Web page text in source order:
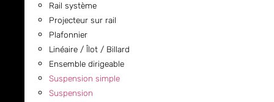
Rail système
Projecteur sur rail
Plafonnier
Linéaire / Îlot / Billard
Ensemble dirigeable
Suspension simple
Suspension